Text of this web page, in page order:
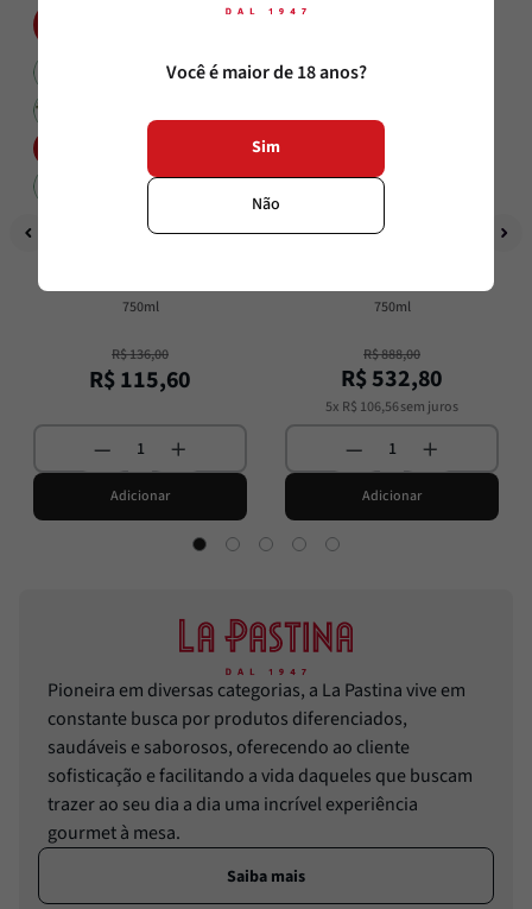
Emiliana
750ml
R$136,00
R$115,60
Adicionar
40%
Bodega Pirineos
750ml
R$888,00
R$532,80
5x R$ 106,56sem juros
Adicionar
Pioneira em diversas categorias, a La Pastina vive em
constante busca por produtos diferenciados,
saudáveis e saborosos, oferecendo ao cliente
sofisticação e facilitando a vida daqueles que buscam
trazer ao seu dia a dia uma incrível experiência
gourmet à mesa.
Saiba mais
Você é maior de 18 anos?
Sim
Não